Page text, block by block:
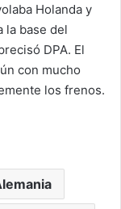
Holanda y
la base del
DPA. El
con mucho
los frenos.